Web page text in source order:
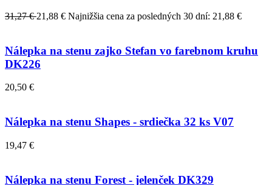
31,27 €21,88 € Najnižšia cena za posledných 30 dní: 21,88 €
Nálepka na stenu zajko Stefan vo farebnom kruhu
DK226
20,50 €
Nálepka na stenu Shapes - srdiečka 32 ks V07
19,47 €
Nálepka na stenu Forest - jelenček DK329